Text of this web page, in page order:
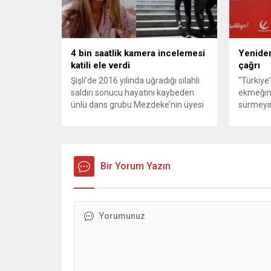
konteynerlerden kağıt topladı. Ünlü
şarkıcı Çelik, Samsun’un İlkadım
ilçesinde çöpten kağıt toplayarak...
karşılık
4 bin saatlik kamera incelemesi
katili ele verdi
Şişli’de 2016 yılında uğradığı silahlı
saldırı sonucu hayatını kaybeden
ünlü dans grubu Mezdeke’nin üyesi
ekipleri, cinayeti işlediğini itiraf eden
maktulün akrabası Bülent G. ile
azmettirici olduğu öne sürülen 2...
çağrı
önce
Bir Yorum Yazın